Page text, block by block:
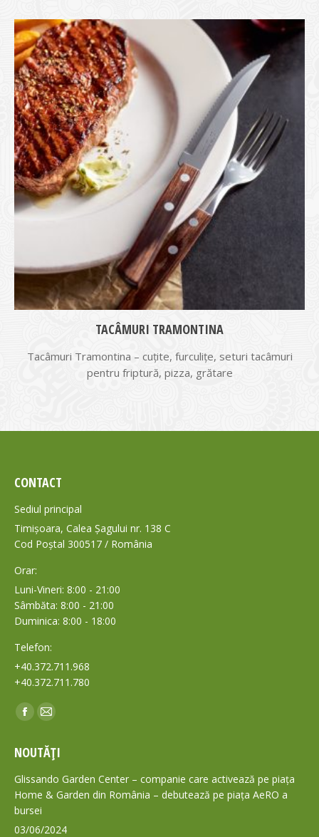
TACÂMURI TRAMONTINA
Tacâmuri Tramontina – cuțite, furculițe, seturi tacâmuri
pentru friptură, pizza, grătare
CONTACT
Sediul principal
Timișoara, Calea Șagului nr. 138 C
Cod Poștal 300517 / România
Orar:
Luni-Vineri: 8:00 - 21:00
Sâmbăta: 8:00 - 21:00
Duminica: 8:00 - 18:00
Telefon:
+40.372.711.968
+40.372.711.780
Find us on:
Facebook
opens
in
new
window
Mail
opens
in
new
NOUTĂȚI
Glissando Garden Center – companie care activează pe piața
Home & Garden din România – debutează pe piața AeRO a
bursei
03/06/2024